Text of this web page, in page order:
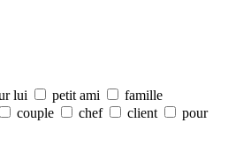
lui petit ami
famille
couple chef client
pour